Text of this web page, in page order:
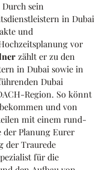
sein
in Dubai
und
vor
zählt er zu den
in Dubai sowie in
Dubai
Region. So könnt
und von
mit einem rund-
Planung Eurer
der Traurede
für die